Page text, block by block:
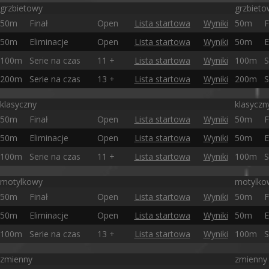
grzbietowy
50m
Finał Open Lista startowa Wyniki 50m
50m
Eliminacje Open Lista startowa Wyniki 50m
100m
Serie na czas 11 + Lista startowa Wyniki 100m
200m
Serie na czas 13 + Lista startowa Wyniki 200m
klasyczny
50m
Finał Open Lista startowa Wyniki 50m
50m
Eliminacje Open Lista startowa Wyniki 50m
100m
Serie na czas 11 + Lista startowa Wyniki 100m
motylkowy
50m
Finał Open Lista startowa Wyniki 50m
50m
Eliminacje Open Lista startowa Wyniki 50m
100m
Serie na czas 13 + Lista startowa Wyniki 100m
zmienny
zmienny